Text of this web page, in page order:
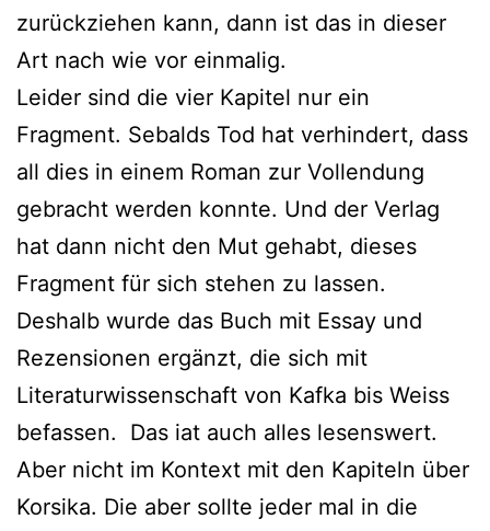
zurückziehen kann, dann ist das in dieser
Art nach wie vor einmalig.
Leider sind die vier Kapitel nur ein
Fragment. Sebalds Tod hat verhindert, dass
all dies in einem Roman zur Vollendung
gebracht werden konnte. Und der Verlag
hat dann nicht den Mut gehabt, dieses
Fragment für sich stehen zu lassen.
Deshalb wurde das Buch mit Essay und
Rezensionen ergänzt, die sich mit
Literaturwissenschaft von Kafka bis Weiss
befassen. Das iat auch alles lesenswert.
Aber nicht im Kontext mit den Kapiteln über
Korsika. Die aber sollte jeder mal in die